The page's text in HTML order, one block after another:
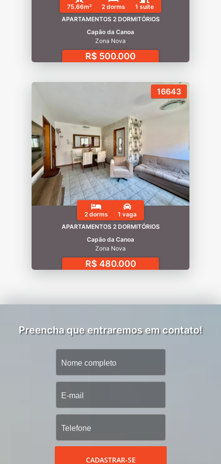
75.66m² 2 dorms
1 suíte
APARTAMENTOS 2 DORMITÓRIOS
Capão da Canoa
Zona Nova
R$ 500.000
16643
2 dorms
1 vaga
APARTAMENTOS 2 DORMITÓRIOS
Capão da Canoa
Zona Nova
R$ 480.000
Preencha que entraremos em contato!
CADASTRAR-SE